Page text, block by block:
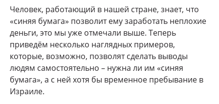
Человек, работающий в нашей стране, знает, что
«синяя бумага» позволит ему заработать неплохие
деньги, это мы уже отмечали выше. Теперь
приведём несколько наглядных примеров,
которые, возможно, позволят сделать выводы
людям самостоятельно – нужна ли им «синяя
бумага», а с ней хотя бы временное пребывание в
Израиле.